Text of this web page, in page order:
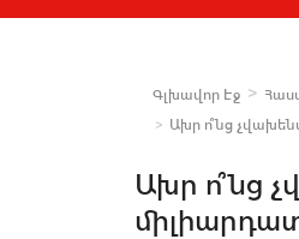
Գլխավոր Էջ
Ախր ո՞նց
Ախր ո՞նց